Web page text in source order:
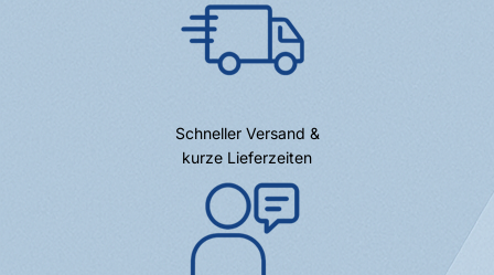
Schneller Versand &
kurze Lieferzeiten